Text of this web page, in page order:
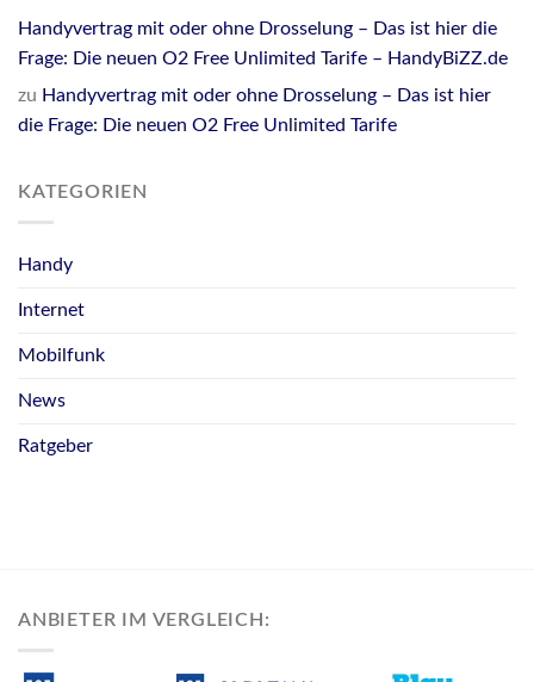
Handyvertrag mit oder ohne Drosselung – Das ist hier die
Frage: Die neuen O2 Free Unlimited Tarife – HandyBiZZ.de
zu Handyvertrag mit oder ohne Drosselung – Das ist hier
die Frage: Die neuen O2 Free Unlimited Tarife
KATEGORIEN
Handy
Internet
Mobilfunk
News
Ratgeber
ANBIETER IM VERGLEICH: